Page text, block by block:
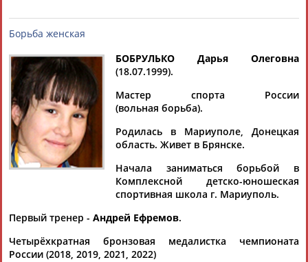
Найдено: 13181персон Расширенный поиск
Аслаудин
АБАЕВ
Елена
АБАИМОВА
Мария
АБАКУМОВА
Юлия
Дмитрий
АБАРЕНОВ
Тамилла
АБАСОВА
Рамазан
Борьба женская
БОБРУЛЬКО Дарья Олеговна
(18.07.1999).
Мастер спорта России
(вольная борьба).
Родилась в Мариуполе, Донецкая
область. Живет в Брянске.
Начала заниматься борьбой в
Комплексной детско-юношеская
спортивная школа г. Мариуполь.
Первый тренер - Андрей Ефремов.
Четырёхкратная бронзовая медалистка чемпионата
России (2018, 2019, 2021, 2022)